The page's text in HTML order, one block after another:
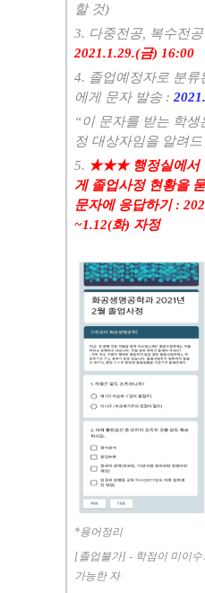
할 것)
3. 다중전공, 복수전
2021.1.29.(금) 16:00
4. 졸업예정자로 분
에게 문자 발송 :
“이 문자를 받는 학생
정 대상자임을 알려
5. ★★★ 행정실에서
게 졸업사정 현황을
문자에 응답하기:
~1.12(화) 자정
*용어정리
[졸업불가] - 학점이 미이
가능한 자